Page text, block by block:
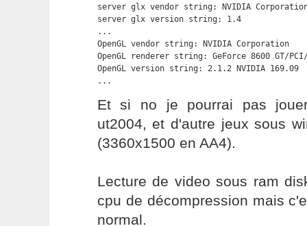
server glx vendor string: NVIDIA
server glx version string: 1.4
...
OpenGL vendor string: NVIDIA Corporation
OpenGL renderer string: GeForce 8600 GT/PCI/
OpenGL version string: 2.1.2 NVIDIA 169.09
...
Et si no je pourrai pas
ut2004, et d'autre jeux sous
(3360x1500 en AA4).
Lecture de video sous ram
cpu de décompression mais
normal.